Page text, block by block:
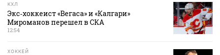
КХЛ
Экс‑хоккеист «Вегаса» и «Калгари»
Мироманов перешел в СКА
12:54
ХОККЕЙ